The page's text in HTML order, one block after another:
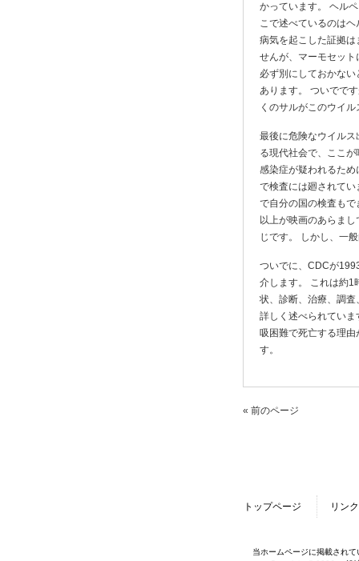
かっています。 ヘル
こで述べているのは
病気を起こした証拠
せんが、マーモセッ
必ず別にしておかな
あります。 ついでで
くのサルがこのウイ
最後に危険なウイル
る現代社会で、ここ
感染症が疑われるた
で検査には廻されて
で自分の国の検査も
以上が映画のあらま
じです。 しかし、一
ついでに、CDCが
介します。 これは約1
状、診断、治療、調
詳しく述べられてい
吸困難で死亡する理
す。
« 前のページ
トップページ リンク
当ホームページに掲載され